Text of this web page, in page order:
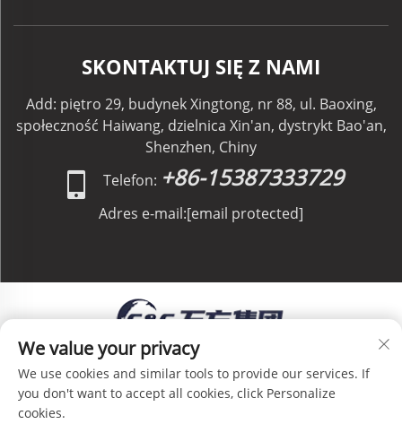
SKONTAKTUJ SIĘ Z NAMI
Add: piętro 29, budynek Xingtong, nr 88, ul. Baoxing,
społeczność Haiwang, dzielnica Xin'an, dystrykt Bao'an,
Shenzhen, Chiny
Telefon: +86-15387333729
Adres e-mail:[email protected]
Prawa autorskie © C&C GLOBAL Logistics Co.,
Limited. Wszelkie prawa zastrzeżone. - Polityka
prywatności
We value your privacy
We use cookies and similar tools to provide our services. If
you don't want to accept all cookies, click Personalize
cookies.